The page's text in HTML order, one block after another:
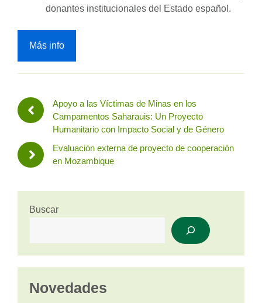
donantes institucionales del Estado español.
Más info
Apoyo a las Víctimas de Minas en los
Campamentos Saharauis: Un Proyecto
Humanitario con Impacto Social y de Género
Evaluación externa de proyecto de cooperación
en Mozambique
Buscar
Novedades